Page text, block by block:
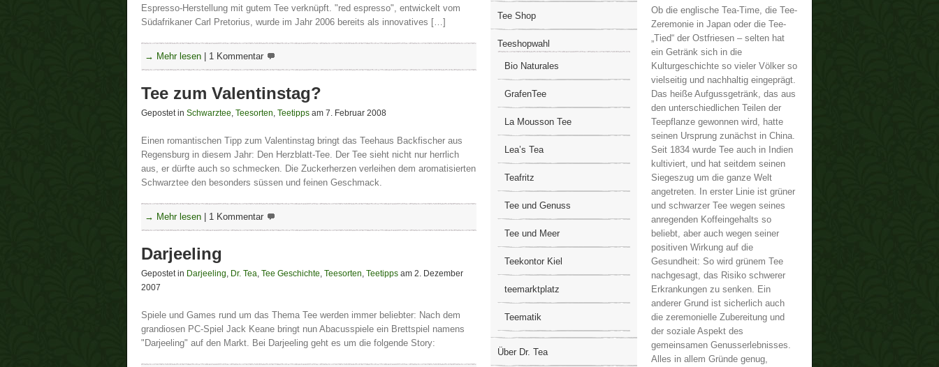
Espresso-Herstellung mit gutem Tee verknüpft. "red espresso", entwickelt vom
Südafrikaner Carl Pretorius, wurde im Jahr 2006 bereits als innovatives […]
→ Mehr lesen 1 Kommentar
Tee zum Valentinstag?
Gepostet in Schwarztee, Teesorten, Teetipps am 7. Februar 2008
Einen romantischen Tipp zum Valentinstag bringt das Teehaus Backfischer aus
Regensburg in diesem Jahr: Den Herzblatt-Tee. Der Tee sieht nicht nur herrlich
aus, er dürfte auch so schmecken. Die Zuckerherzen verleihen dem aromatisierten
Schwarztee den besonders süssen und feinen Geschmack.
→ Mehr lesen 1 Kommentar
Darjeeling
Gepostet in Darjeeling, Dr. Tea, Tee Geschichte, Teesorten, Teetipps am 2. Dezember
2007
Spiele und Games rund um das Thema Tee werden immer beliebter: Nach dem
grandiosen PC-Spiel Jack Keane bringt nun Abacusspiele ein Brettspiel namens
"Darjeeling" auf den Markt. Bei Darjeeling geht es um die folgende Story:
Tee Shop
Teeshopwahl
Bio Naturales
GrafenTee
La Mousson Tee
Lea’s Tea
Teafritz
Tee und Genuss
Tee und Meer
Teekontor Kiel
teemarktplatz
Teematik
Über Dr. Tea
Ob die englische Tea-Time, die Tee-
Zeremonie in Japan oder die Tee-
„Tied“ der Ostfriesen – selten hat
ein Getränk sich in die
Kulturgeschichte so vieler Völker so
vielseitig und nachhaltig eingeprägt.
Das heiße Aufgussgetränk, das aus
den unterschiedlichen Teilen der
Teepflanze gewonnen wird, hatte
seinen Ursprung zunächst in China.
Seit 1834 wurde Tee auch in Indien
kultiviert, und hat seitdem seinen
Siegeszug um die ganze Welt
angetreten. In erster Linie ist grüner
und schwarzer Tee wegen seines
anregenden Koffeingehalts so
beliebt, aber auch wegen seiner
positiven Wirkung auf die
Gesundheit: So wird grünem Tee
nachgesagt, das Risiko schwerer
Erkrankungen zu senken. Ein
anderer Grund ist sicherlich auch
die zeremonielle Zubereitung und
der soziale Aspekt des
gemeinsamen Genusserlebnisses.
Alles in allem Gründe genug,